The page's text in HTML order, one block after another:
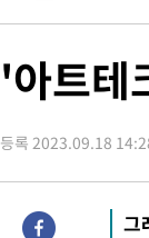
5시간 전 >남자 농구,
5시간 전 >여수 오동
날씨]
7시간 전 >
7시간 전 >[속보]'압수
11시간 전 >
'최고 37
'아트테
등록 2023.09.18
그